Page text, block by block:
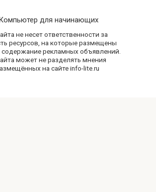
для начинающих
не несет ответственности за
ресурсов, на которые размещены
содержание рекламных объявлений.
может не разделять мнения
на сайте info-lite.ru